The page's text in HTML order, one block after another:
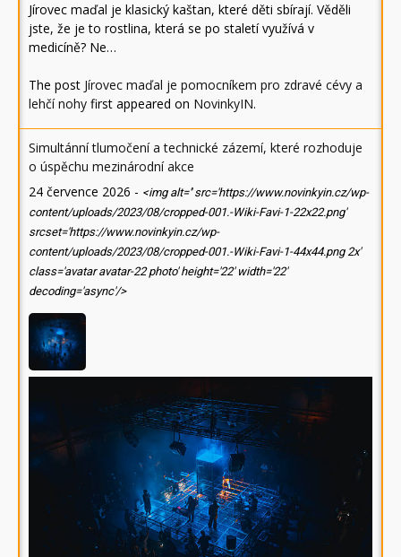
Jírovec maďal je klasický kaštan, které děti sbírají. Věděli
jste, že je to rostlina, která se po staletí využívá v
medicíně? Ne…
The post Jírovec maďal je pomocníkem pro zdravé cévy a
lehčí nohy first appeared on NovinkyIN.
Simultánní tlumočení a technické zázemí, které rozhoduje
o úspěchu mezinárodní akce
24 července 2026 - <img alt='' src='https://www.novinkyin.cz/wp-
content/uploads/2023/08/cropped-001.-Wiki-Favi-1-22x22.png'
srcset='https://www.novinkyin.cz/wp-
content/uploads/2023/08/cropped-001.-Wiki-Favi-1-44x44.png 2x'
class='avatar avatar-22 photo' height='22' width='22'
decoding='async'/>